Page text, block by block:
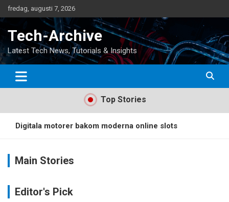
Hoppa
till
fredag, augusti 7, 2026
Tech-Archive
Latest Tech News, Tutorials & Insights
Top Stories
Digitala motorer bakom moderna online slots
Webbinariers roll i modern projektledning
Samsung Galaxy S24: En smartphone som omdefinierar
Main Stories
Editor's Pick